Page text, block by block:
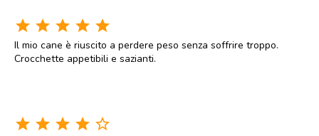
star star star star star
Il mio cane è riuscito a perdere peso senza soffrire troppo.
Crocchette appetibili e sazianti.
star star star star star_border